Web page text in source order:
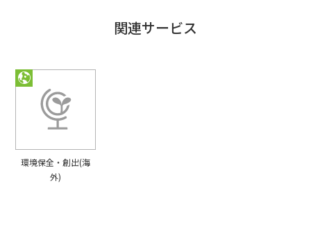
関連サービス
環境保全・創出(海
外)